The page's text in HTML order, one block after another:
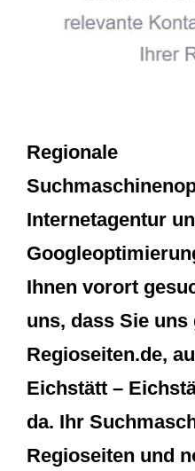
Regionale
Internetagentur
Ihnen vorort
uns, dass Sie uns
Regioseiten.de,
Eichstätt –
da. Ihr
Regioseiten und